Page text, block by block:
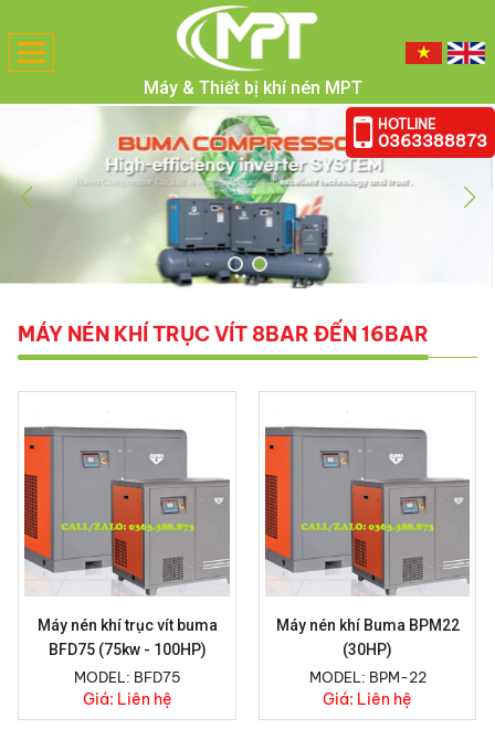
HOTLINE
0363388873
Toggle
navigation
Máy & Thiết bị khí nén MPT
MÁY NÉN KHÍ TRỤC VÍT 8BAR ĐẾN 16BAR
Máy nén khí trục vít buma
BFD75 (75kw - 100HP)
MODEL: BFD75
Giá: Liên hệ
Máy nén khí Buma BPM22
(30HP)
MODEL: BPM-22
Giá: Liên hệ